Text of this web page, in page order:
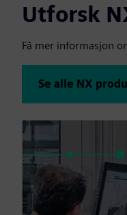
Utforsk
Få mer informasjon
Se alle NX